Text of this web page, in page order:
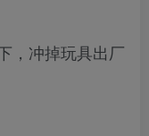
，冲掉玩具出厂